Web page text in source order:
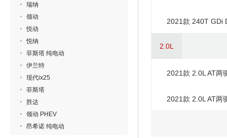
瑞纳
领动
悦动
悦纳
菲斯塔 纯电动
伊兰特
现代ix25
菲斯塔
胜达
领动 PHEV
昂希诺 纯电动
2021款 240T GDi
2.0L
2021款 2.0L AT两
2021款 2.0L AT两